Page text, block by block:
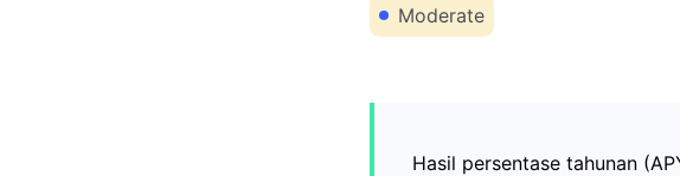
Moderate
Hasil persentase tahunan